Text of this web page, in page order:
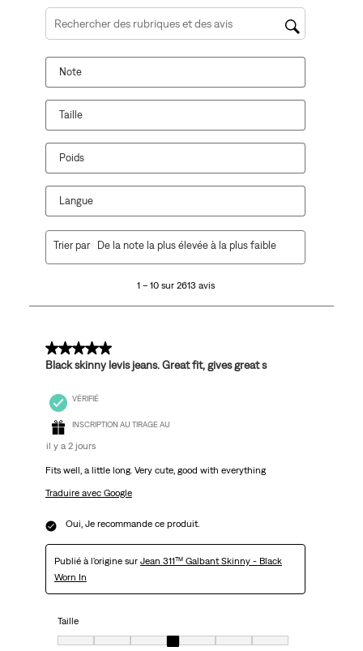
Zone de recherche de sujet et d'avis
Note
Taille
Poids
Langue
2613
1 – 10 sur 2613 avis
Trier par De la note la plus élevée à la plus faible
5 sur 5 étoiles.
Black skinny levis jeans. Great fit, gives great s
VÉRIFIÉ
INSCRIPTION AU TIRAGE AU
il y a 2 jours
Fits well, a little long. Very cute, good with everything
Traduire avec Google
Oui, Je recommande ce produit.
Publié à l'origine sur Jean 311™ Galbant Skinny - Black
Worn In
Taille
Taille, 4 sur 7, où 1 est égal à Très petit et 7 est égal à Très grand